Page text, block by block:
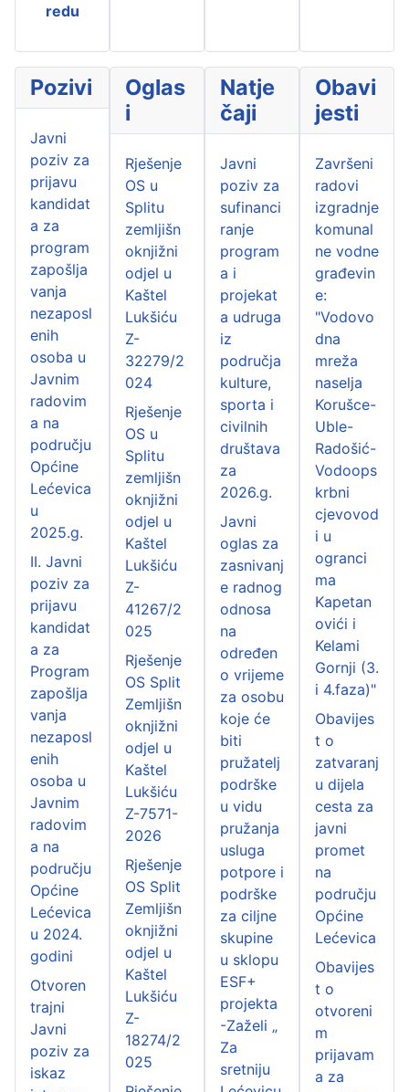
redu
Pozivi
Javni
poziv za
prijavu
kandidat
a za
program
zapošlja
vanja
nezaposl
enih
osoba u
Javnim
radovim
a na
području
Općine
Lećevica
u
2025.g.
II. Javni
poziv za
prijavu
kandidat
a za
Program
zapošlja
vanja
nezaposl
enih
osoba u
Javnim
radovim
a na
području
Općine
Lećevica
u 2024.
godini
Otvoren
trajni
Javni
poziv za
iskaz
Oglas
i
Rješenje
OS u
Splitu
zemljišn
oknjižni
odjel u
Kaštel
Lukšiću
Z-
32279/2
024
Rješenje
OS u
Splitu
zemljišn
oknjižni
odjel u
Kaštel
Lukšiću
Z-
41267/2
025
Rješenje
OS Split
Zemljišn
oknjižni
odjel u
Kaštel
Lukšiću
Z-7571-
2026
Rješenje
OS Split
Zemljišn
oknjižni
odjel u
Kaštel
Lukšiću
Z-
18274/2
025
Natje
čaji
Javni
poziv za
sufinanci
ranje
program
a i
projekat
a udruga
iz
područja
kulture,
sporta i
civilnih
društava
za
2026.g.
Javni
oglas za
zasnivanj
e radnog
odnosa
na
određen
o vrijeme
za osobu
koje će
biti
pružatelj
podrške
u vidu
pružanja
usluga
potpore i
podrške
za ciljne
skupine
u sklopu
ESF+
projekta
-Zaželi „
Za
sretniju
Obavi
jesti
Završeni
radovi
izgradnje
komunal
ne vodne
građevin
e:
"Vodovo
dna
mreža
naselja
Korušce-
Uble-
Radošić-
Vodoops
krbni
cjevovod
i u
ogranci
ma
Kapetan
ovići i
Kelami
Gornji (3.
i 4.faza)"
Obavijes
t o
zatvaranj
u dijela
cesta za
javni
promet
na
području
Općine
Lećevica
Obavijes
t o
otvoreni
m
prijavam
a za